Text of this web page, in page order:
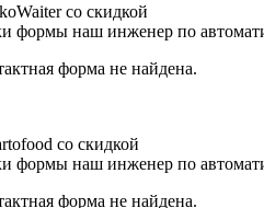
со скидкой
формы наш инженер по
форма не найдена.
со скидкой
формы наш инженер по
форма не найдена.